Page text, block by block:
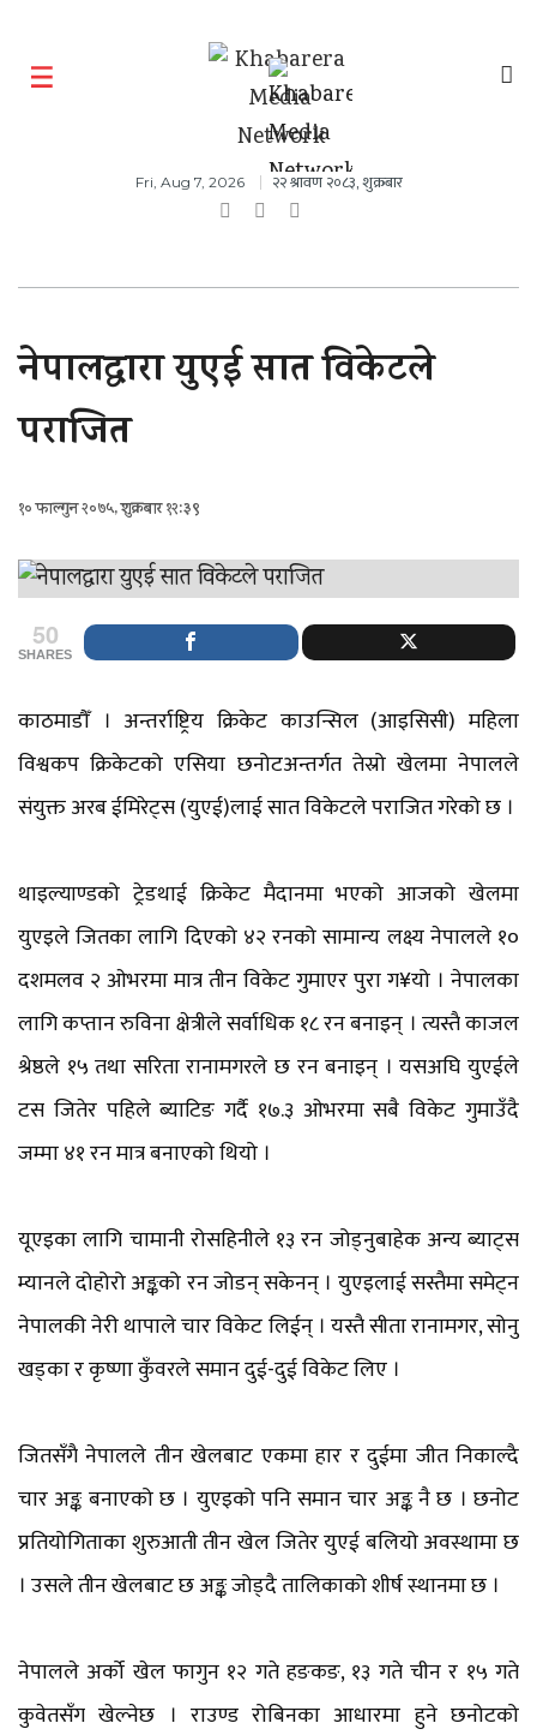
Fri, Aug 7, 2026 २२ श्रावण २०८३, शुक्रबार
नेपालद्वारा युएई सात विकेटले
पराजित
१० फाल्गुन २०७५, शुक्रबार १२:३९
50
SHARES
काठमाडौँ । अन्तर्राष्ट्रिय क्रिकेट काउन्सिल (आइसिसी) महिला
विश्वकप क्रिकेटको एसिया छनोटअन्तर्गत तेस्रो खेलमा नेपालले
संयुक्त अरब ईमिरेट्स (युएई)लाई सात विकेटले पराजित गरेको छ ।
थाइल्याण्डको ट्रेडथाई क्रिकेट मैदानमा भएको आजको खेलमा
युएइले जितका लागि दिएको ४२ रनको सामान्य लक्ष्य नेपालले १०
दशमलव २ ओभरमा मात्र तीन विकेट गुमाएर पुरा ग¥यो । नेपालका
लागि कप्तान रुविना क्षेत्रीले सर्वाधिक १८ रन बनाइन् । त्यस्तै काजल
श्रेष्ठले १५ तथा सरिता रानामगरले छ रन बनाइन् । यसअघि युएईले
टस जितेर पहिले ब्याटिङ गर्दै १७.३ ओभरमा सबै विकेट गुमाउँदै
जम्मा ४१ रन मात्र बनाएको थियो ।
यूएइका लागि चामानी रोसहिनीले १३ रन जोड्नुबाहेक अन्य ब्याट्स
म्यानले दोहोरो अङ्कको रन जोडन् सकेनन् । युएइलाई सस्तैमा समेट्न
नेपालकी नेरी थापाले चार विकेट लिईन् । यस्तै सीता रानामगर, सोनु
खड्का र कृष्णा कुँवरले समान दुई-दुई विकेट लिए ।
जितसँगै नेपालले तीन खेलबाट एकमा हार र दुईमा जीत निकाल्दै
चार अङ्क बनाएको छ । युएइको पनि समान चार अङ्क नै छ । छनोट
प्रतियोगिताका शुरुआती तीन खेल जितेर युएई बलियो अवस्थामा छ
। उसले तीन खेलबाट छ अङ्क जोड्दै तालिकाको शीर्ष स्थानमा छ ।
नेपालले अर्को खेल फागुन १२ गते हङकङ, १३ गते चीन र १५ गते
कुवेतसँग खेल्नेछ । राउण्ड रोबिनका आधारमा हुने छनोटको